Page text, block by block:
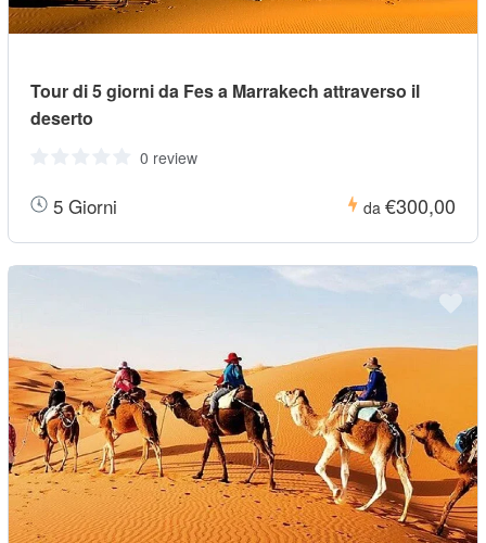
Tour di 5 giorni da Fes a Marrakech attraverso il
deserto
0 review
5 Giorni da €300,00